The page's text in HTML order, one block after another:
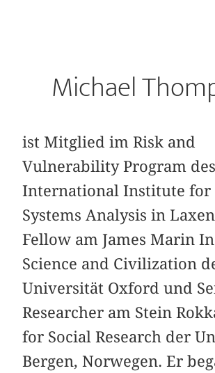
Michael
ist Mitglied im Risk and
Vulnerability Program
International Institute for
Systems Analysis in
Fellow am James Marin
Science and Civilization
Universität Oxford und
Researcher am Stein
for Social Research der
Bergen, Norwegen. Er